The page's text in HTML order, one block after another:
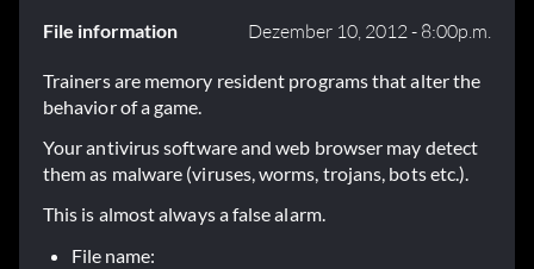
File information Dezember 10, 2012 - 8:00p.m.
Trainers are memory resident programs that alter the
behavior of a game.
Your antivirus software and web browser may detect
them as malware (viruses, worms, trojans, bots etc.).
This is almost always a false alarm.
File name: